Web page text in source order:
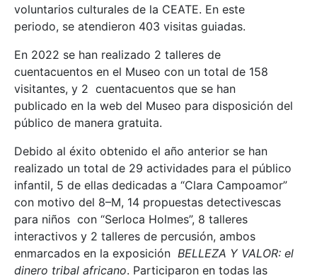
voluntarios culturales de la CEATE. En este
periodo, se atendieron 403 visitas guiadas.
En 2022 se han realizado 2 talleres de
cuentacuentos en el Museo con un total de 158
visitantes, y 2 cuentacuentos que se han
publicado en la web del Museo para disposición del
público de manera gratuita.
Debido al éxito obtenido el año anterior se han
realizado un total de 29 actividades para el público
infantil, 5 de ellas dedicadas a “Clara Campoamor”
con motivo del 8–M, 14 propuestas detectivescas
para niños con “Serloca Holmes”, 8 talleres
interactivos y 2 talleres de percusión, ambos
enmarcados en la exposición BELLEZA Y VALOR: el
dinero tribal africano. Participaron en todas las